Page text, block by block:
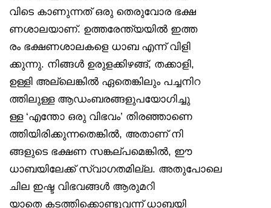
വിടെ കാണുന്നത് ഒരു തെരുവോര ഭക്ഷ
ണശാലയാണ്. ഉത്തരേന്ത്യയിൽ ഇത്ത
രം ഭക്ഷണശാലകളെ ധാബ എന്ന് വിളി
ക്കുന്നു. നിങ്ങൾ ഉരുളക്കിഴങ്ങ്, തക്കാളി,
ഉള്ളി അല്ലെങ്കിൽ ഏതെങ്കിലും പച്ചനിറ
ത്തിലുള്ള ആഡംബരങ്ങളുപയോഗിച്ചു
ള്ള ‘എന്തോ ഒരു വിഭവം’ തിരഞ്ഞാണെ
ത്തിയിരിക്കുന്നതെങ്കിൽ, അതാണ് നി
ങ്ങളുടെ ഭക്ഷണ സങ്കല്പമെങ്കിൽ, ഈ
ധാബയിലേക്ക് സ്വാഗതമില്ല. അതുപോലെ
ചില ഇഷ്ട വിഭവങ്ങൾ ആരുമറി
യാതെ കടത്തിക്കൊണ്ടുവന്ന് ധാബയി